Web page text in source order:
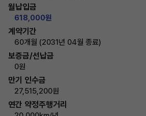
월납입금
618,000원
계약기간
60개월 (2031년 04월 종료)
보증금/선납금
0원
만기 인수금
27,515,200원
연간 약정주행거리